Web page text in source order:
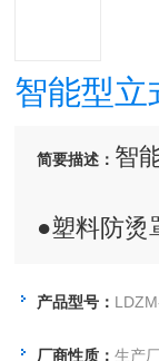
智能型立
简要描述： 智
●塑料防烫
●转盘式快
产品型号：
厂商性质：生产